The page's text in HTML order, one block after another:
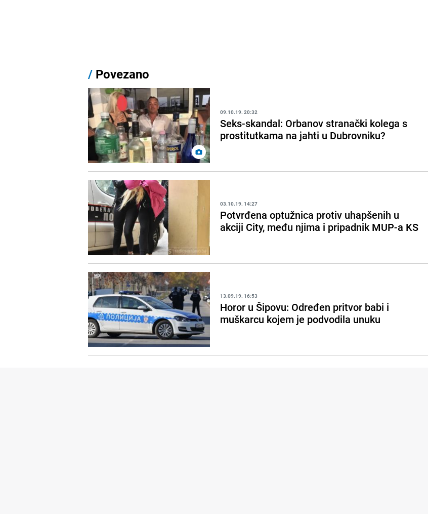
/ Povezano
09.10.19. 20:32
Seks-skandal: Orbanov stranački kolega s
prostitutkama na jahti u Dubrovniku?
03.10.19. 14:27
Potvrđena optužnica protiv uhapšenih u
akciji City, među njima i pripadnik MUP-a KS
13.09.19. 16:53
Horor u Šipovu: Određen pritvor babi i
muškarcu kojem je podvodila unuku